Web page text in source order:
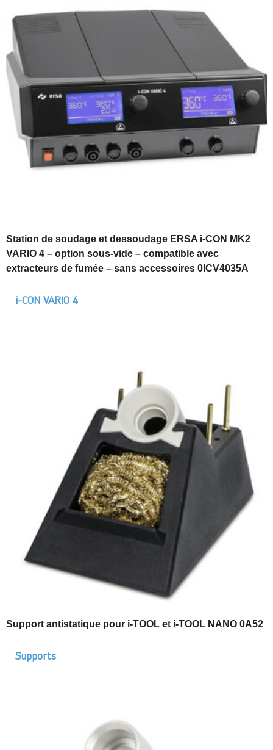
Station de soudage et dessoudage ERSA i-CON MK2
VARIO 4 – option sous-vide – compatible avec
extracteurs de fumée – sans accessoires 0ICV4035A
i-CON VARIO 4
Support antistatique pour i-TOOL et i-TOOL NANO 0A52
Supports